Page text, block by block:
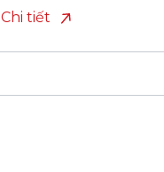
Chi tiết